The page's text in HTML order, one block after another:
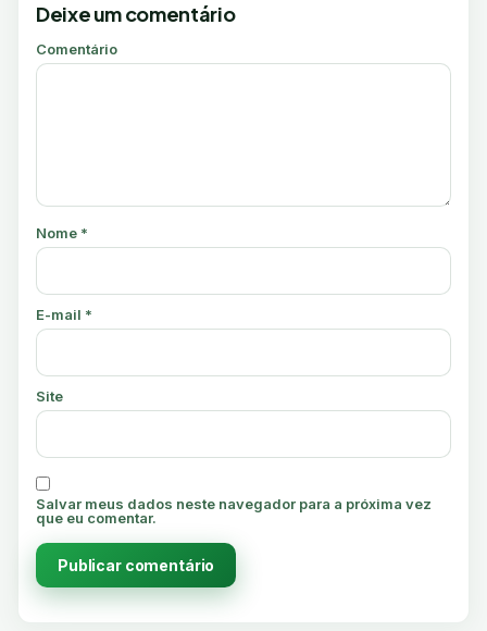
Deixe um comentário
Comentário
Nome *
E-mail *
Site
Salvar meus dados neste navegador para a próxima vez
que eu comentar.